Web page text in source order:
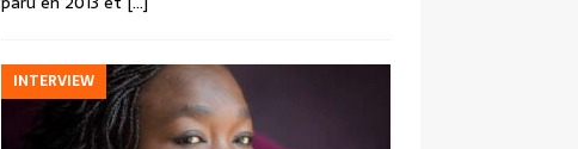
INTERVIEW